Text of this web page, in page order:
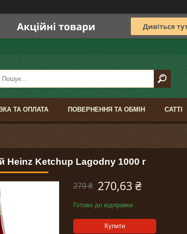
ТА ОПЛАТА ПОВЕРНЕННЯ ТА ОБМІН САТТІ
Heinz Ketchup Lagodny 1000 г
279 ₴ 270,63 ₴
Готово до відправки
Купити